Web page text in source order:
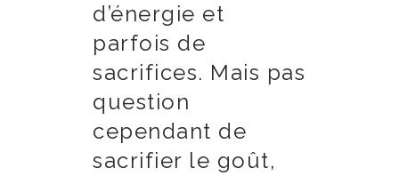
d’énergie et
parfois de
sacrifices. Mais pas
question
cependant de
sacrifier le goût,